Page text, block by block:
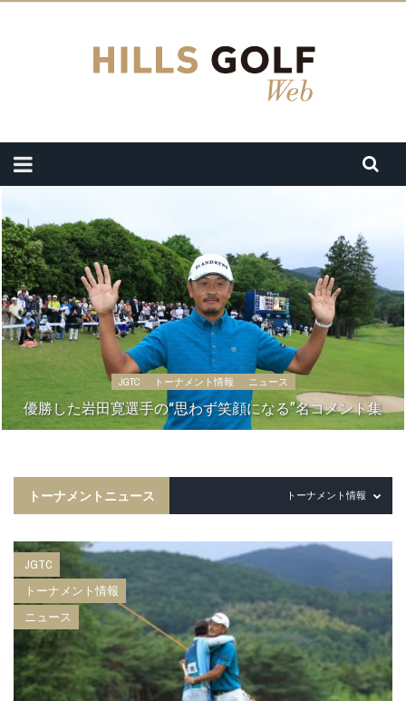
JGTC トーナメント情報 ニュース
優勝した岩田寛選手の“思わず笑顔になる”名コメント集
トーナメントニュース トーナメント情報
JGTC
トーナメント情報
ニュース